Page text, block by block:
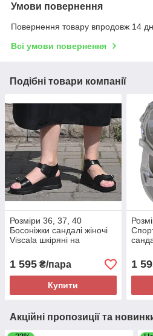
Умови повернення
Повернення товару впродовж 14
Всі умови повернення
Подібні товари компанії
Розміри 36, 37, 40
Босоніжки сандалі жіночі
Viscala шкіряні на
липучках
1 595 ₴/пара
Купити
1
Акційні пропозиції та